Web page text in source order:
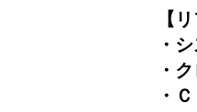
【
・
・
・